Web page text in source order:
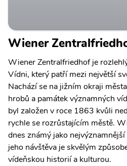
Wiener
Wiener Zentralfriedhof je
Vídni, který patří mezi největší
Nachází se na jižním okraji
hrobů a památek významných
byl založen v roce 1863 kvůli
rychle se rozrůstajícím městě.
dnes známý jako
jeho návštěva je skvělým
vídeňskou historií a kulturou.